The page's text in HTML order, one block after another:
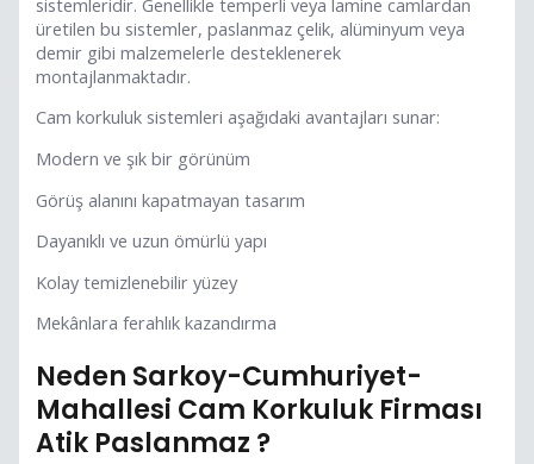
üretilen bu sistemler, paslanmaz çelik, alüminyum veya
demir gibi malzemelerle desteklenerek
montajlanmaktadır.
Cam korkuluk sistemleri aşağıdaki avantajları sunar:
Modern ve şık bir görünüm
Görüş alanını kapatmayan tasarım
Dayanıklı ve uzun ömürlü yapı
Kolay temizlenebilir yüzey
Mekânlara ferahlık kazandırma
Neden Sarkoy-Cumhuriyet-
Mahallesi Cam Korkuluk Firması
Atik Paslanmaz ?